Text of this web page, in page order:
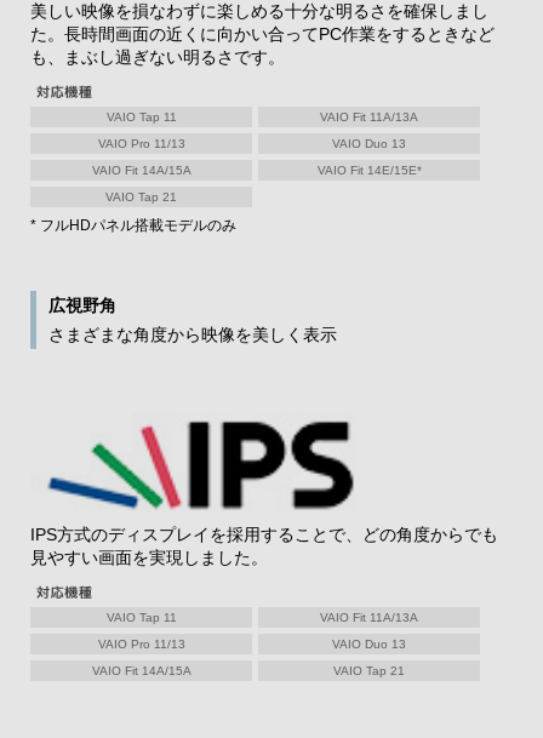
美しい映像を損なわずに楽しめる十分な明るさを確保しまし
た。長時間画面の近くに向かい合ってPC作業をするときなど
も、まぶし過ぎない明るさです。
VAIO Tap 11
VAIO Fit 11A/13A
VAIO Pro 11/13
VAIO Duo 13
VAIO Fit 14A/15A
VAIO Fit 14E/15E*
VAIO Tap 21
* フルHDパネル搭載モデルのみ
広視野角
さまざまな角度から映像を美しく表示
IPS方式のディスプレイを採用することで、どの角度からでも
見やすい画面を実現しました。
VAIO Tap 11
VAIO Fit 11A/13A
VAIO Pro 11/13
VAIO Duo 13
VAIO Fit 14A/15A
VAIO Tap 21